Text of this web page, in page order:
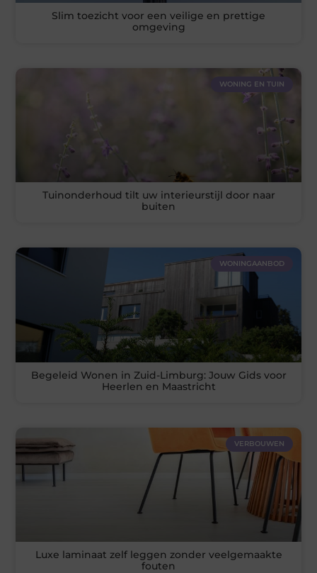
Slim toezicht voor een veilige en prettige
omgeving
WONING EN TUIN
Tuinonderhoud tilt uw interieurstijl door naar
buiten
WONINGAANBOD
Begeleid Wonen in Zuid-Limburg: Jouw Gids voor
Heerlen en Maastricht
VERBOUWEN
Luxe laminaat zelf leggen zonder veelgemaakte
fouten